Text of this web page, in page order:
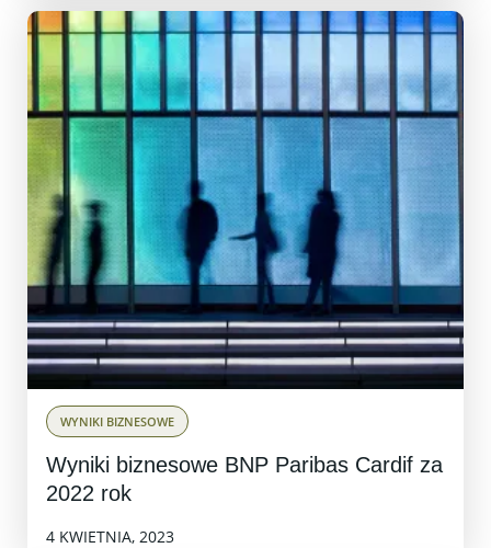
WYNIKI BIZNESOWE
Wyniki biznesowe BNP Paribas Cardif za
2022 rok
4 KWIETNIA, 2023